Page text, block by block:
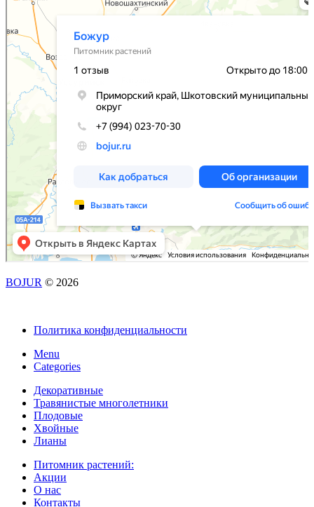
BOJUR © 2026
Политика конфиденциальности
Menu
Categories
Декоративные
Травянистые многолетники
Плодовые
Хвойные
Лианы
Питомник растений:
Акции
О нас
Контакты